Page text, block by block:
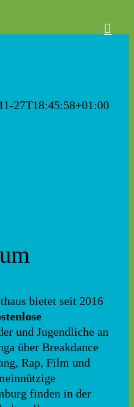
27T18:45:58+01:00
bietet seit 2016
und Jugendliche an
über Breakdance
Rap, Film und
finden in der